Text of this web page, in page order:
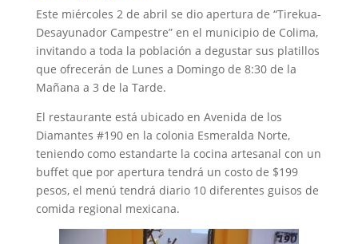
Este miércoles 2 de abril se dio apertura de “Tirekua-
Desayunador Campestre” en el municipio de Colima,
invitando a toda la población a degustar sus platillos
que ofrecerán de Lunes a Domingo de 8:30 de la
Mañana a 3 de la Tarde.
El restaurante está ubicado en Avenida de los
Diamantes #190 en la colonia Esmeralda Norte,
teniendo como estandarte la cocina artesanal con un
buffet que por apertura tendrá un costo de $199
pesos, el menú tendrá diario 10 diferentes guisos de
comida regional mexicana.